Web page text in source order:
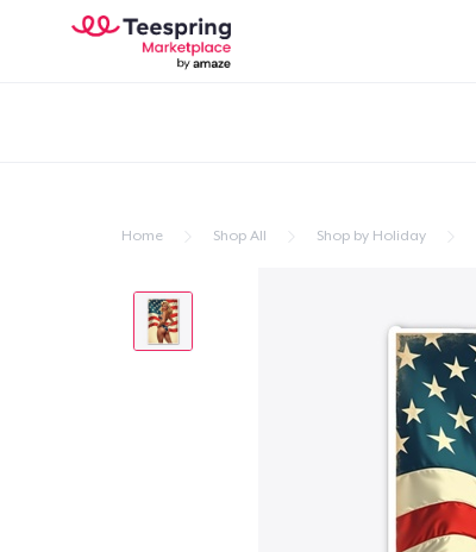
Home Shop All Shop by Holiday